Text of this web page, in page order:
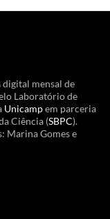
digital mensal de
Laboratório de
Unicampem parceria
Ciência (SBPC).
Marina Gomes e